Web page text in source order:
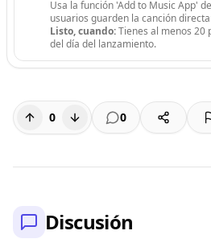
Usa la función 'Add to Music App'
usuarios guarden la canción
Listo, cuando:Tienes al menos 20
del día del lanzamiento.
0 0
Discusión